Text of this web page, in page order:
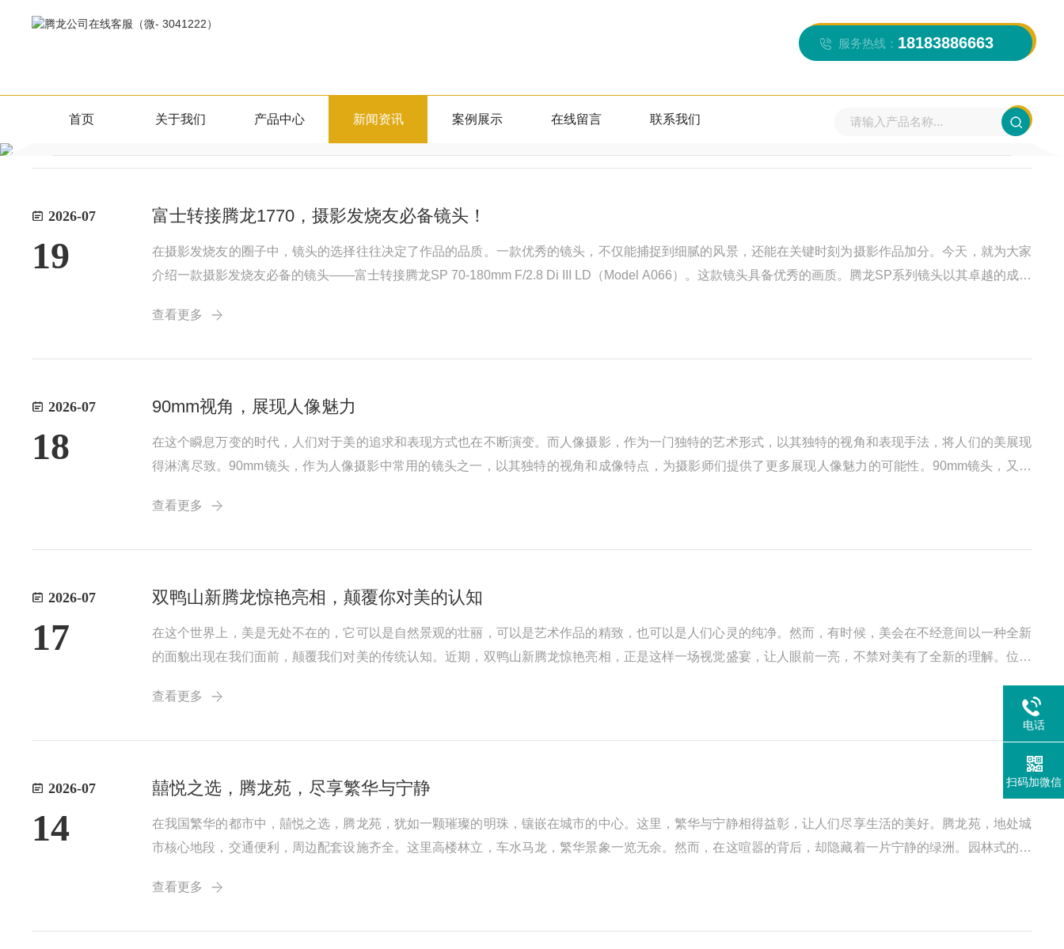
服务热线： 18183886663
首页 关于我们 产品中心 新闻资讯 案例展示 在线留言 联系我们
新闻资讯
公司新闻 行业新闻 当前位置： 首页>>新闻资讯
2026-07
19
富士转接腾龙1770，摄影发烧友必备镜头！
在摄影发烧友的圈子中，镜头的选择往往决定了作品的品质。一款优秀的镜头，不仅能捕捉到细腻的风景，还能在关键时刻为摄影作品加分。今天，就为大家
介绍一款摄影发烧友必备的镜头——富士转接腾龙SP 70-180mm F/2.8 Di III LD（Model A066）。这款镜头具备优秀的画质。腾龙SP系列镜头以其卓越的成像
查看更多
2026-07
18
90mm视角，展现人像魅力
在这个瞬息万变的时代，人们对于美的追求和表现方式也在不断演变。而人像摄影，作为一门独特的艺术形式，以其独特的视角和表现手法，将人们的美展现
得淋漓尽致。90mm镜头，作为人像摄影中常用的镜头之一，以其独特的视角和成像特点，为摄影师们提供了更多展现人像魅力的可能性。90mm镜头，又称
查看更多
2026-07
17
双鸭山新腾龙惊艳亮相，颠覆你对美的认知
在这个世界上，美是无处不在的，它可以是自然景观的壮丽，可以是艺术作品的精致，也可以是人们心灵的纯净。然而，有时候，美会在不经意间以一种全新
的面貌出现在我们面前，颠覆我们对美的传统认知。近期，双鸭山新腾龙惊艳亮相，正是这样一场视觉盛宴，让人眼前一亮，不禁对美有了全新的理解。位于
查看更多
2026-07
14
囍悦之选，腾龙苑，尽享繁华与宁静
在我国繁华的都市中，囍悦之选，腾龙苑，犹如一颗璀璨的明珠，镶嵌在城市的中心。这里，繁华与宁静相得益彰，让人们尽享生活的美好。腾龙苑，地处城
市核心地段，交通便利，周边配套设施齐全。这里高楼林立，车水马龙，繁华景象一览无余。然而，在这喧嚣的背后，却隐藏着一片宁静的绿洲。园林式的景
查看更多
电话
扫码加微信